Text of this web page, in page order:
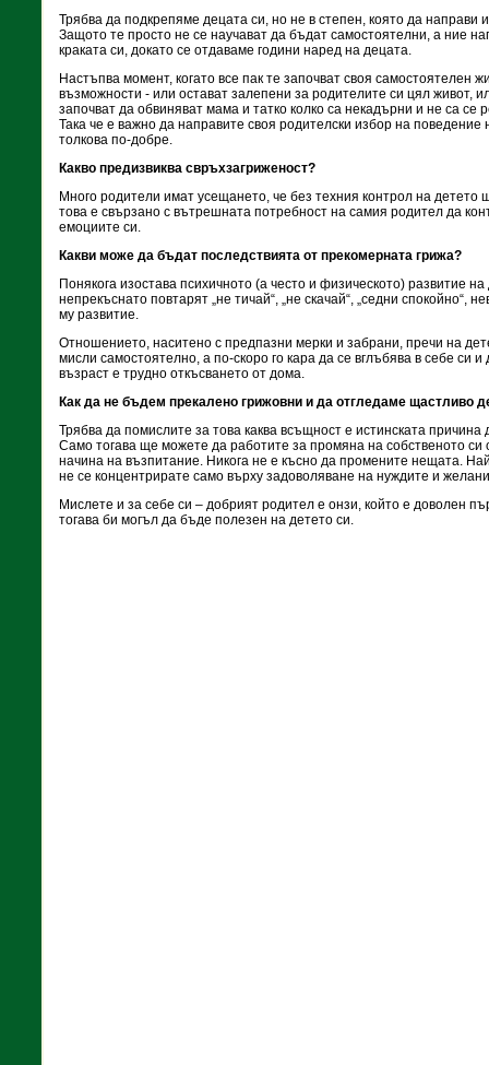
Трябва да подкрепяме децата си, но не в степен, която да направи
Защото те просто не се научават да бъдат самостоятелни, а ние
краката си, докато се отдаваме години наред на децата.
Настъпва момент, когато все пак те започват своя самостоятелен
възможности - или остават залепени за родителите си цял живот,
започват да обвиняват мама и татко колко са некадърни и не са
Така че е важно да направите своя родителски избор на поведение
толкова по-добре.
Какво предизвиква свръхзагриженост?
Много родители имат усещането, че без техния контрол на
това е свързано с вътрешната потребност на самия родител да
емоциите си.
Какви може да бъдат последствията от прекомерната грижа?
Понякога изостава психичното (а често и физическото) развитие
непрекъснато повтарят „не тичай“, „не скачай“, „седни спокойно“,
му развитие.
Отношението, наситено с предпазни мерки и забрани, пречи на
мисли самостоятелно, а по-скоро го кара да се вглъбява в себе си
възраст е трудно откъсването от дома.
Как да не бъдем прекалено грижовни и да отгледаме щастливо
Трябва да помислите за това каква всъщност е истинската
Само тогава ще можете да работите за промяна на собственото
начина на възпитание. Никога не е късно да промените нещата.
не се концентрирате само върху задоволяване на нуждите и
Мислете и за себе си – добрият родител е онзи, който е доволен
тогава би могъл да бъде полезен на детето си.